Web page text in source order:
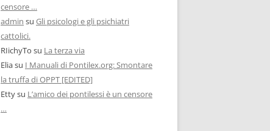
censore …
admin su Gli psicologi e gli psichiatri
cattolici.
RIichyTo su La terza via
Eliasu I Manuali di Pontilex.org: Smontare
la truffa di OPPT [EDITED]
Ettysu L’amico dei pontilessi è un censore
…